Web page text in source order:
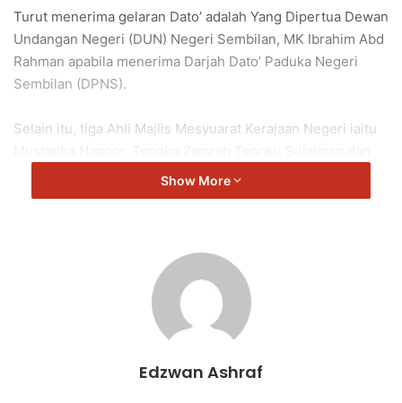
Turut menerima gelaran Dato’ adalah Yang Dipertua Dewan
Undangan Negeri (DUN) Negeri Sembilan, MK Ibrahim Abd
Rahman apabila menerima Darjah Dato’ Paduka Negeri
Sembilan (DPNS).
Selain itu, tiga Ahli Majlis Mesyuarat Kerajaan Negeri iaitu
Noorzunita Begum Mohd Ibrahim turut menerima anugerah
DPNS yang membawa gelaran Dato’.
Tuanku Muhriz
Tengku Zamrah Mustapha
Noorzunita
Show More
Edzwan Ashraf